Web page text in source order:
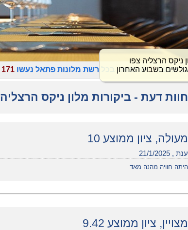
ונעשו11הזמנות. בכל רשת מלונות פתאל נעשו171
חוות דעת - ביקורות מלון ניקס הרצליה
מעולה, ציון ממוצע 10
ענת , 21/1/2025
היתה חוויה מהנה מאד
מצויין, ציון ממוצע 9.42
ניקס הרצליה צפו